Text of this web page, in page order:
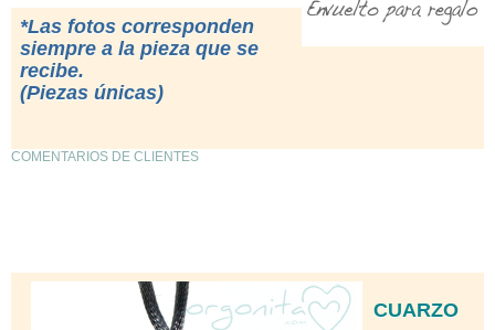
*Las fotos corresponden
siempre a la pieza que se
recibe.
(Piezas únicas)
COMENTARIOS DE CLIENTES
CUARZO